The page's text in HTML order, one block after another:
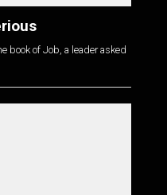
book of Job, a leader asked